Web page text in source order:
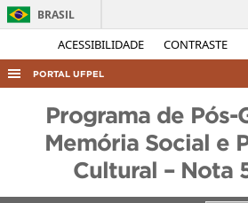
ACESSIBILIDADE CONTRASTE
BRASIL
PORTAL UFPEL
AUDITORIA
COBALTO
Programa de Pós-
Memória Social e
Cultural – Nota